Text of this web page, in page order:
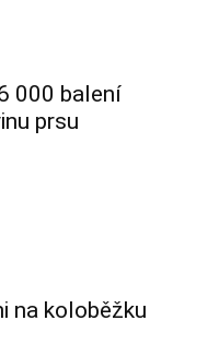
000 balení
prsu
na koloběžku